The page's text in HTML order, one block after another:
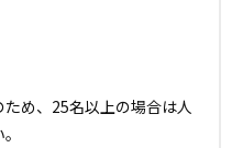
め、25名以上の場合は人